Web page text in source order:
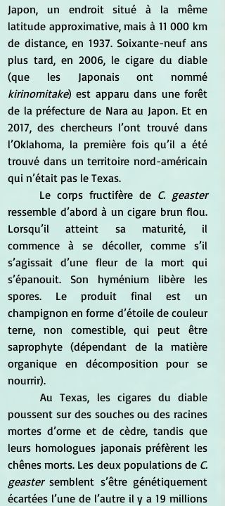
Japon, un endroit situé à la même
latitude approximative, mais à 11 000 km
de distance, en 1937. Soixante-neuf ans
plus tard, en 2006, le cigare du diable
kirinomitake) est apparu dans une forêt
de la préfecture de Nara au Japon. Et en
2017, des chercheurs l’ont trouvé dans
l’Oklahoma, la première fois qu’il a été
trouvé dans un territoire nord-américain
qui n’était pas le Texas.
	Le corps fructifère de
C. geaster
ressemble d’abord à un cigare brun flou.
Lorsqu’il atteint sa maturité, il
commence à se décoller, comme s’il
s’agissait d’une fleur de la mort qui
s’épanouit. Son hyménium libère les
spores. Le produit final est un
champignon en forme d’étoile de couleur
terne, non comestible, qui peut être
saprophyte (dépendant de la matière
organique en décomposition pour se
nourrir).
	Au Texas, les cigares du diable
poussent sur des souches ou des racines
mortes d’orme et de cèdre, tandis que
leurs homologues japonais préfèrent les
chênes morts. Les deux populations de C.
geaster semblent s’être génétiquement
écartées l’une de l’autre il y a 19 millions